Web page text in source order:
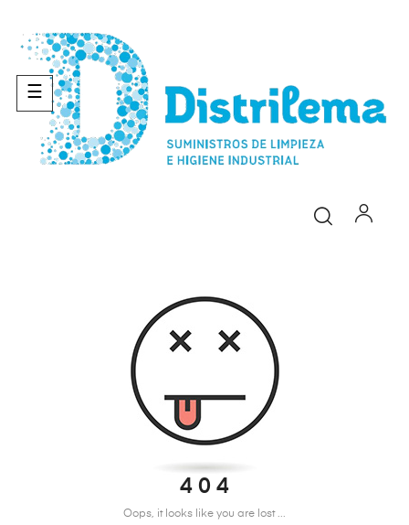
Navegación
de
palanca
☰
4 0 4
Oops, it looks like you are lost ...